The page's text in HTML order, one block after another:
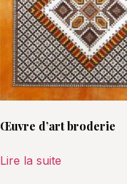
Œuvre d’art broderie
Lire la suite